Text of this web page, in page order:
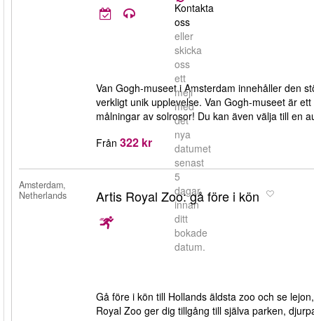
Kontakta
oss
eller
skicka
oss
ett
mejl
med
det
nya
datumet
senast
5
dagar
innan
ditt
bokade
datum.
Van Gogh-museet i Amsterdam innehåller den
verkligt unik upplevelse. Van Gogh-museet är
målningar av solrosor! Du kan även välja till en
Från 322 kr
Amsterdam,
Netherlands
Artis Royal Zoo: gå före i kön
Gå före i kön till Hollands äldsta zoo och se
Royal Zoo ger dig tillgång till själva parken,